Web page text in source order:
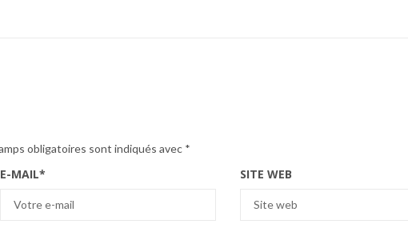
obligatoires sont indiqués avec *
E-MAIL* SITE WEB